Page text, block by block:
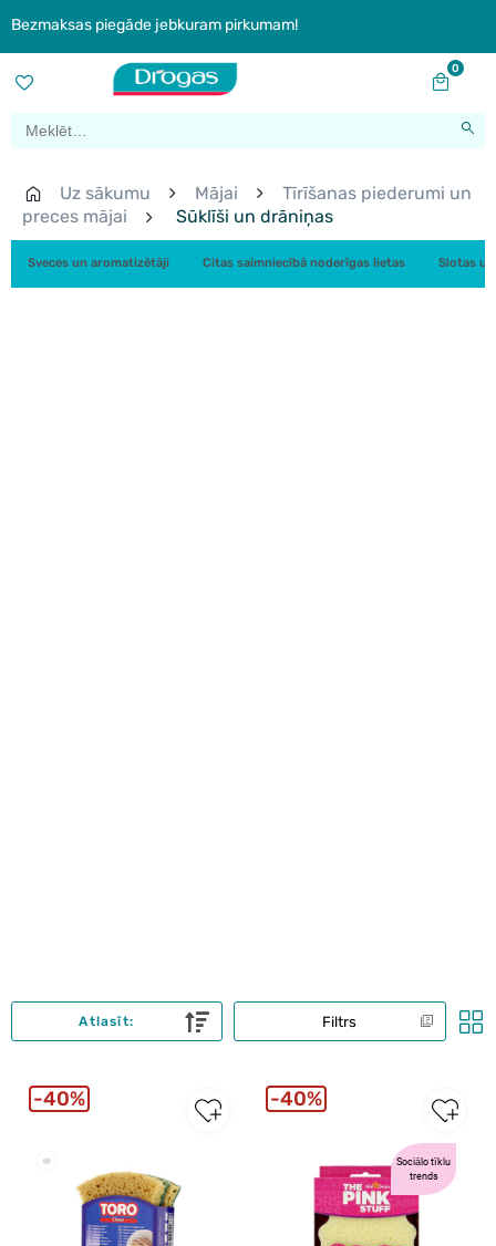
Bezmaksas piegāde jebkuram pirkumam!
0
Uz sākumu Mājai
Tīrīšanas piederumi un
preces mājai
Sūklīši un drāniņas
Sveces un aromatizētāji Citas saimniecībā noderīgas lietas Slotas
Filtrs
Atlasīt:
40%
Sociālo tīklu
trends
40%